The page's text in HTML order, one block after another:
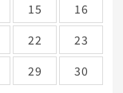
15
16
22
23
29
30